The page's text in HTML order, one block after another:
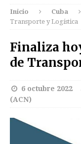
Inicio Cuba
Transporte y Logística
Finaliza
de
6 octubre 2022
(ACN)